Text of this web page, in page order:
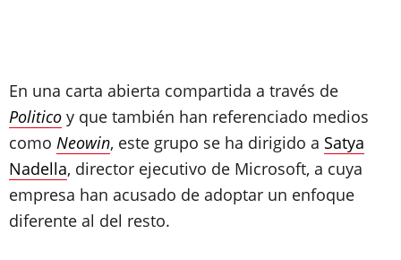
En una carta abierta compartida a través de
Politico y que también han referenciado medios
como Neowin, este grupo se ha dirigido a Satya
Nadella, director ejecutivo de Microsoft, a cuya
empresa han acusado de adoptar un enfoque
diferente al del resto.